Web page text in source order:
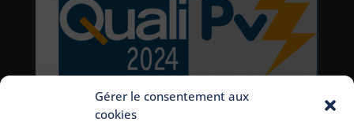
Gérer le consentement aux
cookies